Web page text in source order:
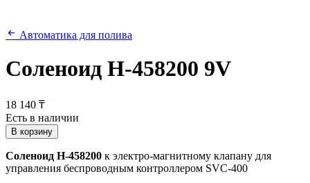
Автоматика для полива
Соленоид H-458200 9V
18 140 ₸
Есть в наличии
В корзину
Соленоид H-458200 к электро-магнитному клапану для
управления беспроводным контроллером SVC-400